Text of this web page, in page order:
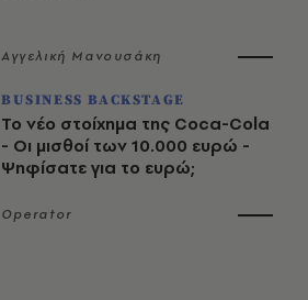
Αγγελική Μανουσάκη
BUSINESS BACKSTAGE
Το νέο στοίχημα της Coca-Cola
- Οι μισθοί των 10.000 ευρώ -
Ψηφίσατε για το ευρώ;
Operator